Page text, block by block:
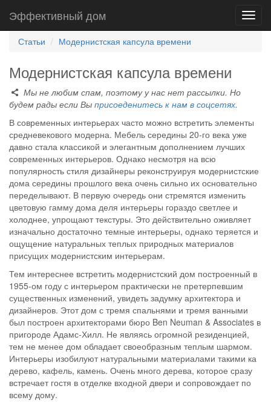
Эффективный дом
Статьи Модернистская капсула времени
Модернистская капсула времени
Мы не любим спам, поэтому у нас нет рассылки. Но
будем рады если Вы присоеденитесь к нам в соцсетях.
В современных интерьерах часто можно встретить элементы
средневекового модерна. Мебель середины 20-го века уже
давно стала классикой и элегантным дополнением лучших
современных интерьеров. Однако несмотря на всю
популярность стиля дизайнеры реконструируя модернистские
дома середины прошлого века очень сильно их основательно
переделывают. В первую очередь они стремятся изменить
цветовую гамму дома деля интерьеры гораздо светлее и
холоднее, упрощают текстуры. Это действительно оживляет
изначально достаточно темные интерьеры, однако теряется и
ощущение натуральных теплых природных материалов
присущих модернистским интерьерам.
Тем интереснее встретить модернистский дом построенный в
1955-ом году с интерьером практически не претерпевшим
существенных изменений, увидеть задумку архитектора и
дизайнеров. Этот дом с тремя спальнями и тремя ванными
был построен архитекторами бюро Ben Neuman & Associates в
пригороде Адамс-Хилл. Не являясь огромной резиденцией,
тем не менее дом обладает своеобразным теплым шармом.
Интерьеры изобилуют натуральными материалами такими ка
дерево, кафель, камень. Очень много дерева, которое сразу
встречает гостя в отделке входной двери и сопровождает по
всему дому.